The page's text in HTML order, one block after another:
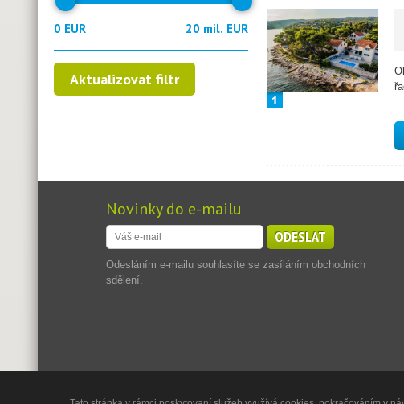
Novinky do e-mailu
ODESLAT
Odesláním e-mailu souhlasíte se zasíláním obchodních
sdělení.